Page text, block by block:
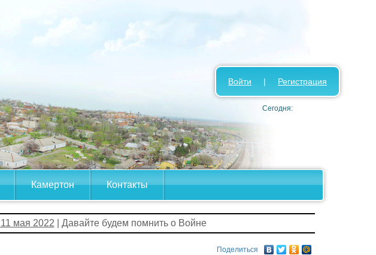
Камертон Контакты
Войти | Регистрация
Сегодня:
мая 2022 | Давайте будем помнить о Войне
Поделиться